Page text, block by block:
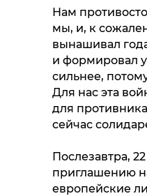
Нам
мы, и, к
вынашивал
и формировал
сильнее,
Для нас эта
для
сейчас
Послезавтра,
приглашению
европейские